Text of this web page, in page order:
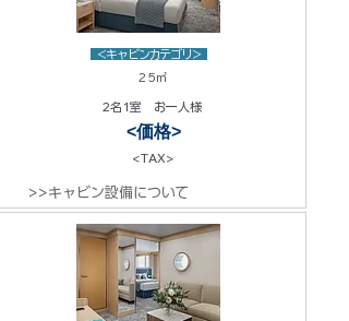
<キャビンカテゴリ>
25㎡
2名1室 お一人様
<価格>
<TAX>
>>キャビン設備について